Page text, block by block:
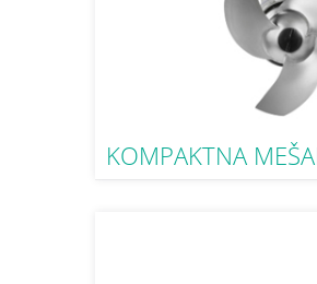
KOMPAKTNA